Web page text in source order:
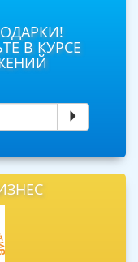
В КУРСЕ